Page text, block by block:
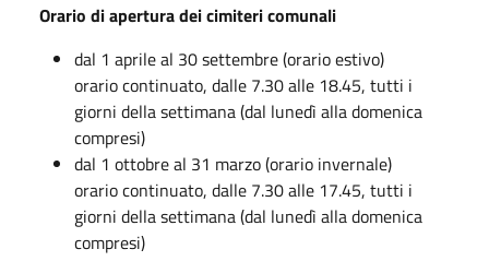
Orario di apertura dei cimiteri comunali
dal 1 aprile al 30 settembre (orario estivo)
orario continuato, dalle 7.30 alle 18.45, tutti i
giorni della settimana (dal lunedì alla domenica
compresi)
dal 1 ottobre al 31 marzo (orario invernale)
orario continuato, dalle 7.30 alle 17.45, tutti i
giorni della settimana (dal lunedì alla domenica
compresi)